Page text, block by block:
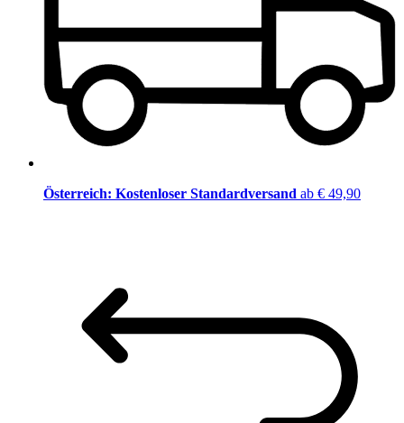
Österreich: Kostenloser Standardversand ab € 49,90